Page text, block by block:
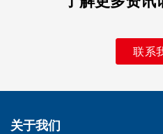
联系
关于我们